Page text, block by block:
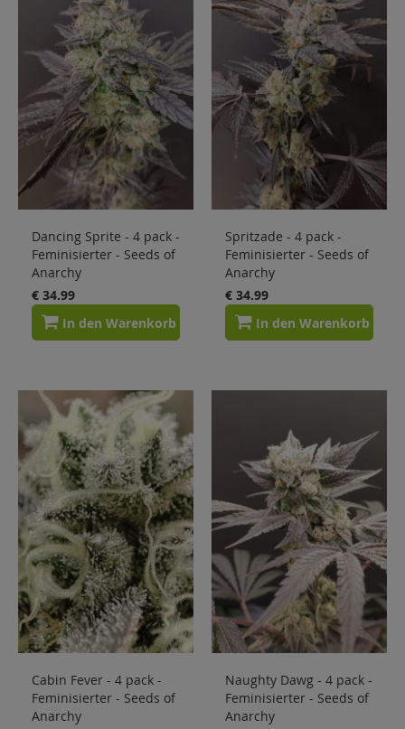
Blog
Dancing Sprite - 4 pack -
Feminisierter - Seeds of
Anarchy
€ 34.99
In den Warenkorb
Spritzade - 4 pack -
Feminisierter - Seeds of
Anarchy
€ 34.99
In den Warenkorb
Cabin Fever - 4 pack -
Feminisierter - Seeds of
Anarchy
Naughty Dawg - 4 pack -
Feminisierter - Seeds of
Anarchy